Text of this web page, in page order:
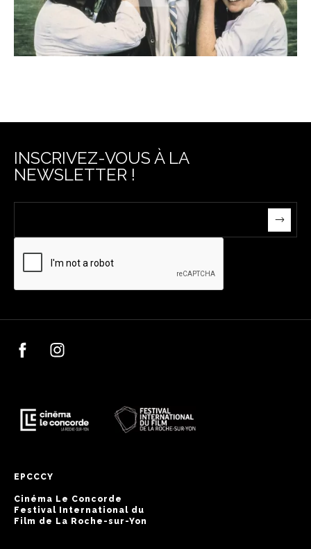
INSCRIVEZ-VOUS À LA
NEWSLETTER !
EPCCCY
Cinéma Le Concorde
Festival International du
Film de La Roche-sur-Yon